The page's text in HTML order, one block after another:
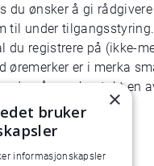
du ønsker å gi
til under tilgangsstyring.
du registrere på (ikke-
øremerker er i merka
du på noe, kontakt en
×
bruker
informasjonskapsler